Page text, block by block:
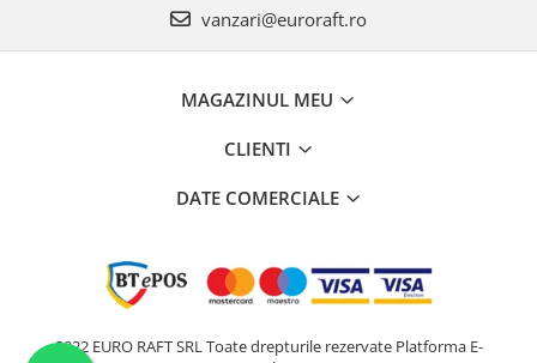
vanzari@euroraft.ro
MAGAZINUL MEU
CLIENTI
DATE COMERCIALE
2022 EURO RAFT SRL Toate drepturile rezervate Platforma E-